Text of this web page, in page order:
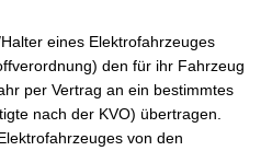
eines Elektrofahrzeuges
den für ihr Fahrzeug
per Vertrag an ein bestimmtes
nach der KVO) übertragen.
von den